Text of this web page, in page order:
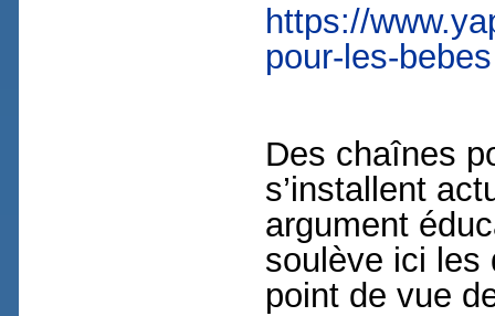
https://
pour-les-bebes
Des chaînes
s’installent
argument
soulève ici les
point de vue